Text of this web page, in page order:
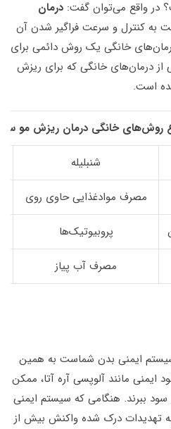
در واقع می‌توان گفت: درمان
به کنترل و سرعت فراگیر شدن آن
خانگی یک روش دائمی برای
از درمان‌های خانگی که برای ریزش
است.
روش‌های خانگی درمان ریزش مو
شنبلیله
مصرف موادغذایی حاوی روی
پروبیوتیک‌ها
مصرف آب پیاز
ایمنی بدن شماست به همین
ایمنی مانند آلوپسی آره آتا، ممکن
سود ببرند. هنگامی که سیستم ایمنی
تهدیدات درک شده واکنش بیش از